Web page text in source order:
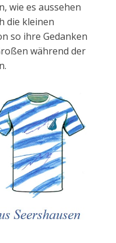
wie es aussehen
die kleinen
so ihre Gedanken
während der